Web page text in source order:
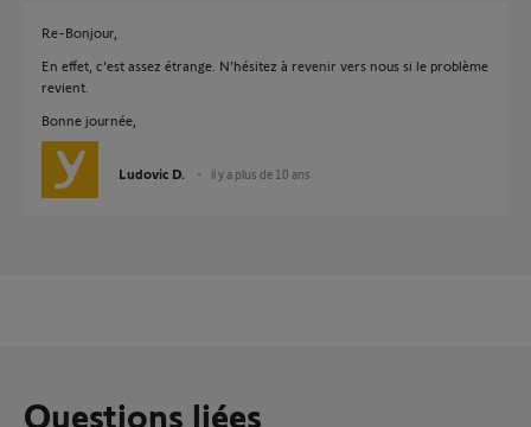
Re-Bonjour,
En effet, c'est assez étrange. N'hésitez à revenir vers nous si le problème
revient.
Bonne journée,
Ludovic D. il y a plus de 10 ans
Questions liées